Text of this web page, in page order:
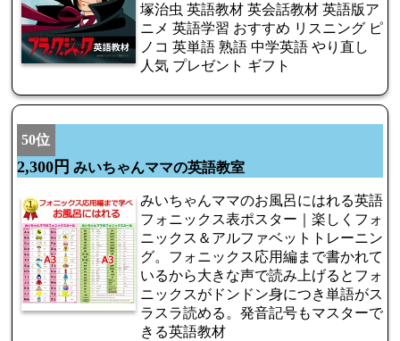
塚治虫 英語教材 英会話教材 英語版ア
ニメ 英語学習 おすすめ リスニング ピ
ノコ 英単語 熟語 中学英語 やり直し
人気 プレゼント ギフト
50位
2,300円 みいちゃんママの英語教室
みいちゃんママのお風呂にはれる英語
フォニックス表ポスター｜楽しくフォ
ニックス＆アルファベットトレーニン
グ。フォニックス応用編まで書かれて
いるから大きな声で読み上げるとフォ
ニックスがドンドン身につき単語がス
ラスラ読める。発音記号もマスターで
きる英語教材